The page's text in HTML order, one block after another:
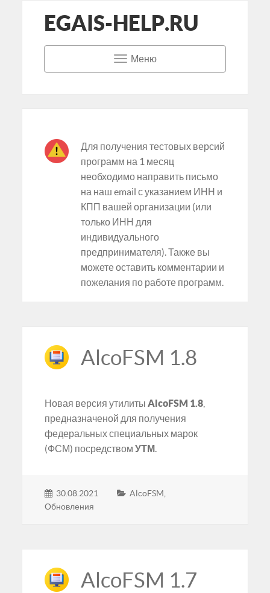
EGAIS-HELP.RU
Меню
Для получения тестовых версий
программ на 1 месяц
необходимо направить письмо
на наш email с указанием ИНН и
КПП вашей организации (или
только ИНН для
индивидуального
предпринимателя). Также вы
можете оставить комментарии и
пожелания по работе программ.
AlcoFSM 1.8
Новая версия утилитыAlcoFSM 1.8
предназначеной для получения
федеральных специальных марок
(ФСМ) посредствомУТМ.
30.08.2021 AlcoFSM
Обновления
AlcoFSM 1.7